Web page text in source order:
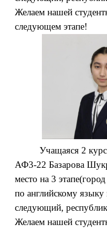
Желаем нашей
следующем этапе!
Учащаяся 2
АФ3-22 Базарова
место на 3
по английскому
следующий,
Желаем нашей